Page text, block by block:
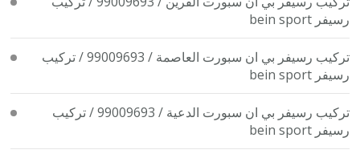
رسيفر bein sport
تركيب رسيفر بي ان سبورت العاصمة / 99009693 / تركيب
رسيفر bein sport
تركيب رسيفر بي ان سبورت الدعية / 99009693 / تركيب
رسيفر bein sport